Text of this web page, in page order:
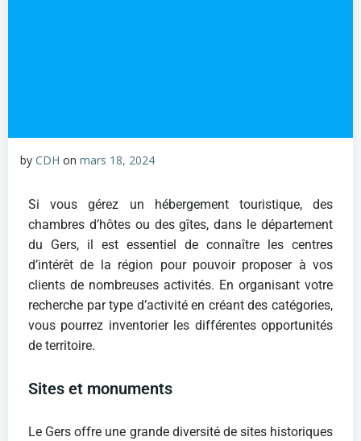
by CDH on mars 18, 2024
Si vous gérez un hébergement touristique, des
chambres d’hôtes ou des gîtes, dans le département
du Gers, il est essentiel de connaître les centres
d’intérêt de la région pour pouvoir proposer à vos
clients de nombreuses activités. En organisant votre
recherche par type d’activité en créant des catégories,
vous pourrez inventorier les différentes opportunités
de territoire.
Sites et monuments
Le Gers offre une grande diversité de sites historiques